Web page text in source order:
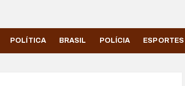
POLÍTICA BRASIL POLÍCIA ESPORTES